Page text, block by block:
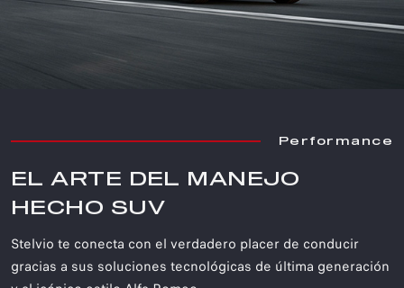
Performance
EL ARTE DEL MANEJO
HECHO SUV​
Stelvio te conecta con el verdadero placer de conducir
gracias a sus soluciones tecnológicas de última generación